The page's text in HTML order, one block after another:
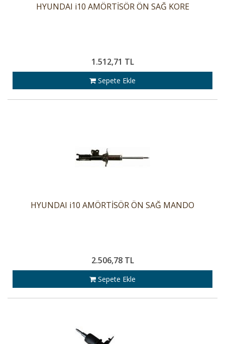
HYUNDAI i10 AMÖRTİSÖR ÖN SAĞ KORE
1.512,71 TL
Sepete Ekle
HYUNDAI i10 AMÖRTİSÖR ÖN SAĞ MANDO
2.506,78 TL
Sepete Ekle